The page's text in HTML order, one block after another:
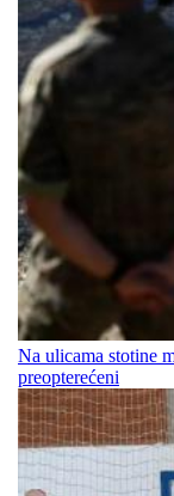
Na ulicama stotine
preopterećeni